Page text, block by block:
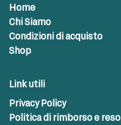
Home
Chi Siamo
Condizioni di acquisto
Shop
Link utili
Privacy Policy
Politica di rimborso e reso